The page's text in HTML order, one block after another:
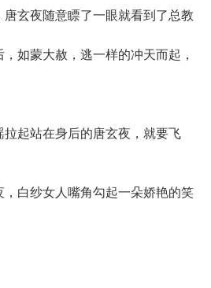
玄夜随意瞟了一眼就看到了总教
如蒙大赦，逃一样的冲天而起，
起站在身后的唐玄夜，就要飞
白纱女人嘴角勾起一朵娇艳的笑